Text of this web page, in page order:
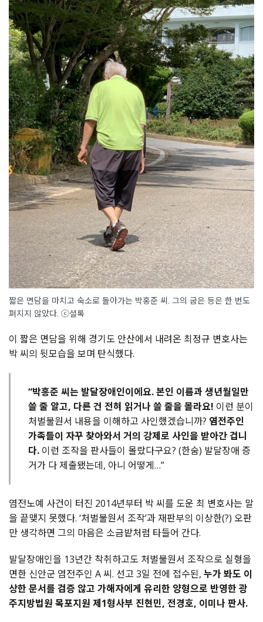
짧은 면담을 마치고 숙소로 돌아가는 박홍준 씨. 그의 굽은 등은 한 번도
펴지지 않았다. ⓒ셜록
이 짧은 면담을 위해 경기도 안산에서 내려온 최정규 변호사는
박 씨의 뒷모습을 보며 탄식했다.
“박홍준 씨는 발달장애인이에요. 본인 이름과 생년월일만
쓸 줄 알고, 다른 건 전혀 읽거나 쓸 줄을 몰라요! 이런 분이
처벌불원서 내용을 이해하고 사인했겠습니까? 염전주인
가족들이 자꾸 찾아와서 거의 강제로 사인을 받아간 겁니
다. 이런 조작을 판사들이 몰랐다구요? (한숨) 발달장애 증
거가 다 제출됐는데, 아니 어떻게…”
염전노예 사건이 터진 2014년부터 박 씨를 도운 최 변호사는 말
을 끝맺지 못했다. ‘처벌불원서 조작’과 재판부의 이상한(?) 오판
만 생각하면 그의 마음은 소금밭처럼 타들어 간다.
발달장애인을 13년간 착취하고도 처벌불원서 조작으로 실형을
면한 신안군 염전주인 A 씨. 선고 3일 전에 접수된, 누가 봐도 이
상한 문서를 검증 않고 가해자에게 유리한 양형으로 반영한 광
주지방법원 목포지원 제1형사부 진현민, 전경호, 이미나 판사.